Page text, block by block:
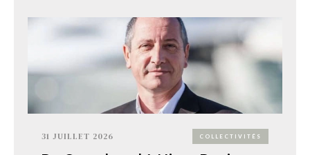
31 JUILLET 2026 COLLECTIVITÉS